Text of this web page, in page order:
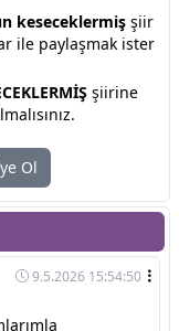
keseceklermiş şiir
ile paylaşmak ister
şiirine
Ol
9.5.2026 15:54:50